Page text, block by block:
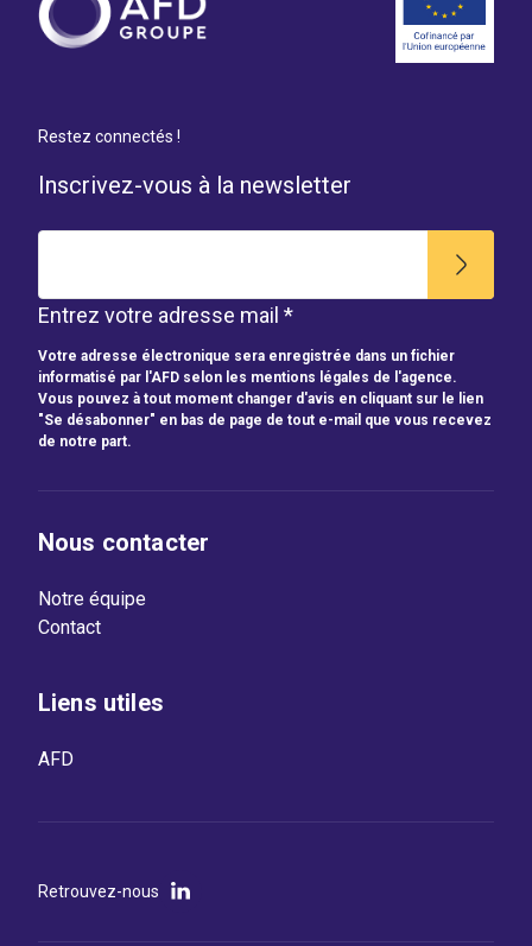
Restez connectés !
Inscrivez-vous à la newsletter
Entrez votre adresse mail *
Votre adresse électronique sera enregistrée dans un fichier
informatisé par l'AFD selon les mentions légales de l'agence.
Vous pouvez à tout moment changer d'avis en cliquant sur le lien
"Se désabonner" en bas de page de tout e-mail que vous recevez
de notre part.
Nous contacter
Notre équipe
Contact
Liens utiles
AFD
Retrouvez-nous